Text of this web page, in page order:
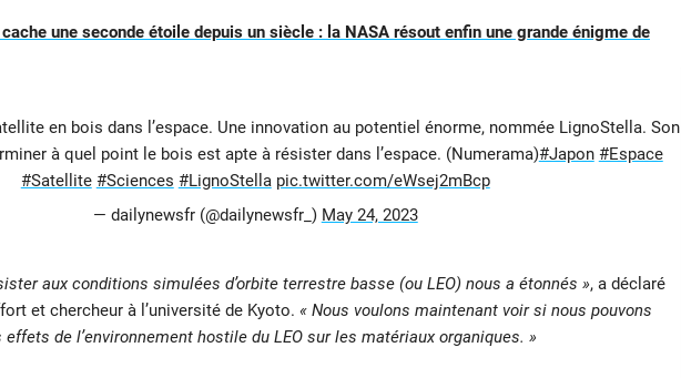
une seconde étoile depuis un siècle : la NASA résout enfin une grande énigme de
en bois dans l’espace. Une innovation au potentiel énorme, nommée LignoStella. Son
à quel point le bois est apte à résister dans l’espace. (Numerama)#Japon #Espace
#Satellite #Sciences #LignoStella pic.twitter.com/eWsej2mBcp
— dailynewsfr (@dailynewsfr_) May 24, 2023
aux conditions simulées d’orbite terrestre basse (ou LEO) nous a étonnés », a déclaré
et chercheur à l’université de Kyoto. « Nous voulons maintenant voir si nous pouvons
de l’environnement hostile du LEO sur les matériaux organiques. »